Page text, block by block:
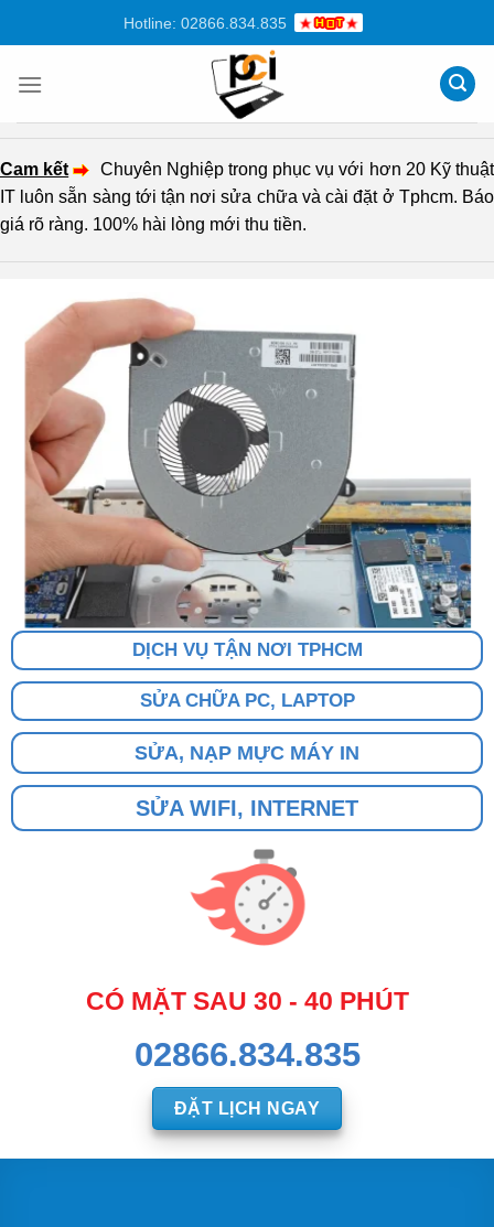
dung
Hotline: 02866.834.835
Cam kết
Chuyên Nghiệp trong phục vụ với hơn 20 Kỹ thuật
IT luôn sẵn sàng tới tận nơi sửa chữa và cài đặt ở Tphcm. Báo
giá rõ ràng. 100% hài lòng mới thu tiền.
DỊCH VỤ TẬN NƠI TPHCM
SỬA CHỮA PC, LAPTOP
SỬA, NẠP MỰC MÁY IN
SỬA WIFI, INTERNET
CÓ MẶT SAU 30 - 40 PHÚT
02866.834.835
ĐẶT LỊCH NGAY